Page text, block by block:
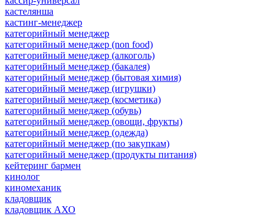
кастелянша
кастинг-менеджер
категорийный менеджер
категорийный менеджер (non food)
категорийный менеджер (алкоголь)
категорийный менеджер (бакалея)
категорийный менеджер (бытовая химия)
категорийный менеджер (игрушки)
категорийный менеджер (косметика)
категорийный менеджер (обувь)
категорийный менеджер (овощи, фрукты)
категорийный менеджер (одежда)
категорийный менеджер (по закупкам)
категорийный менеджер (продукты питания)
кейтеринг бармен
кинолог
киномеханик
кладовщик
кладовщик АХО